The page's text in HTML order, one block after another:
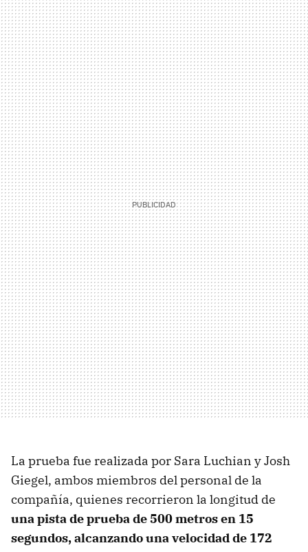
La prueba fue realizada por Sara Luchian y Josh
Giegel, ambos miembros del personal de la
compañía, quienes recorrieron la longitud de
una pista de prueba de 500 metros en 15
segundos, alcanzando una velocidad de 172